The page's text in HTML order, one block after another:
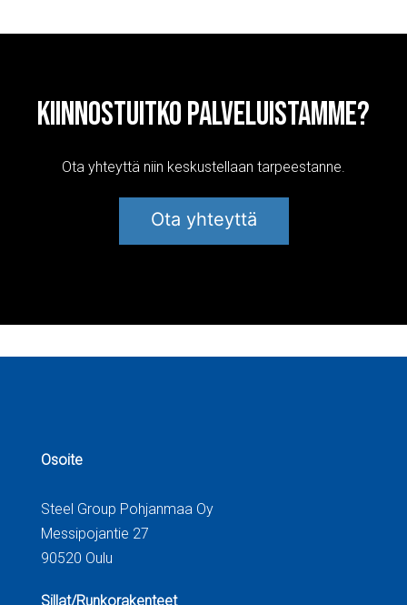
Kiinnostuitko palveluistamme?
Ota yhteyttä niin keskustellaan tarpeestanne.
Ota yhteyttä
Osoite
Steel Group Pohjanmaa Oy
Messipojantie 27
90520 Oulu
Sillat/Runkorakenteet